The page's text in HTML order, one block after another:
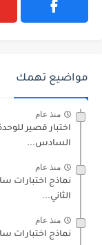
مواضيع تهمك
منذ عام
اختبار قصير
السادس...
منذ عام
نماذج اختبارات
الثاني...
منذ عام
نماذج اختبارات